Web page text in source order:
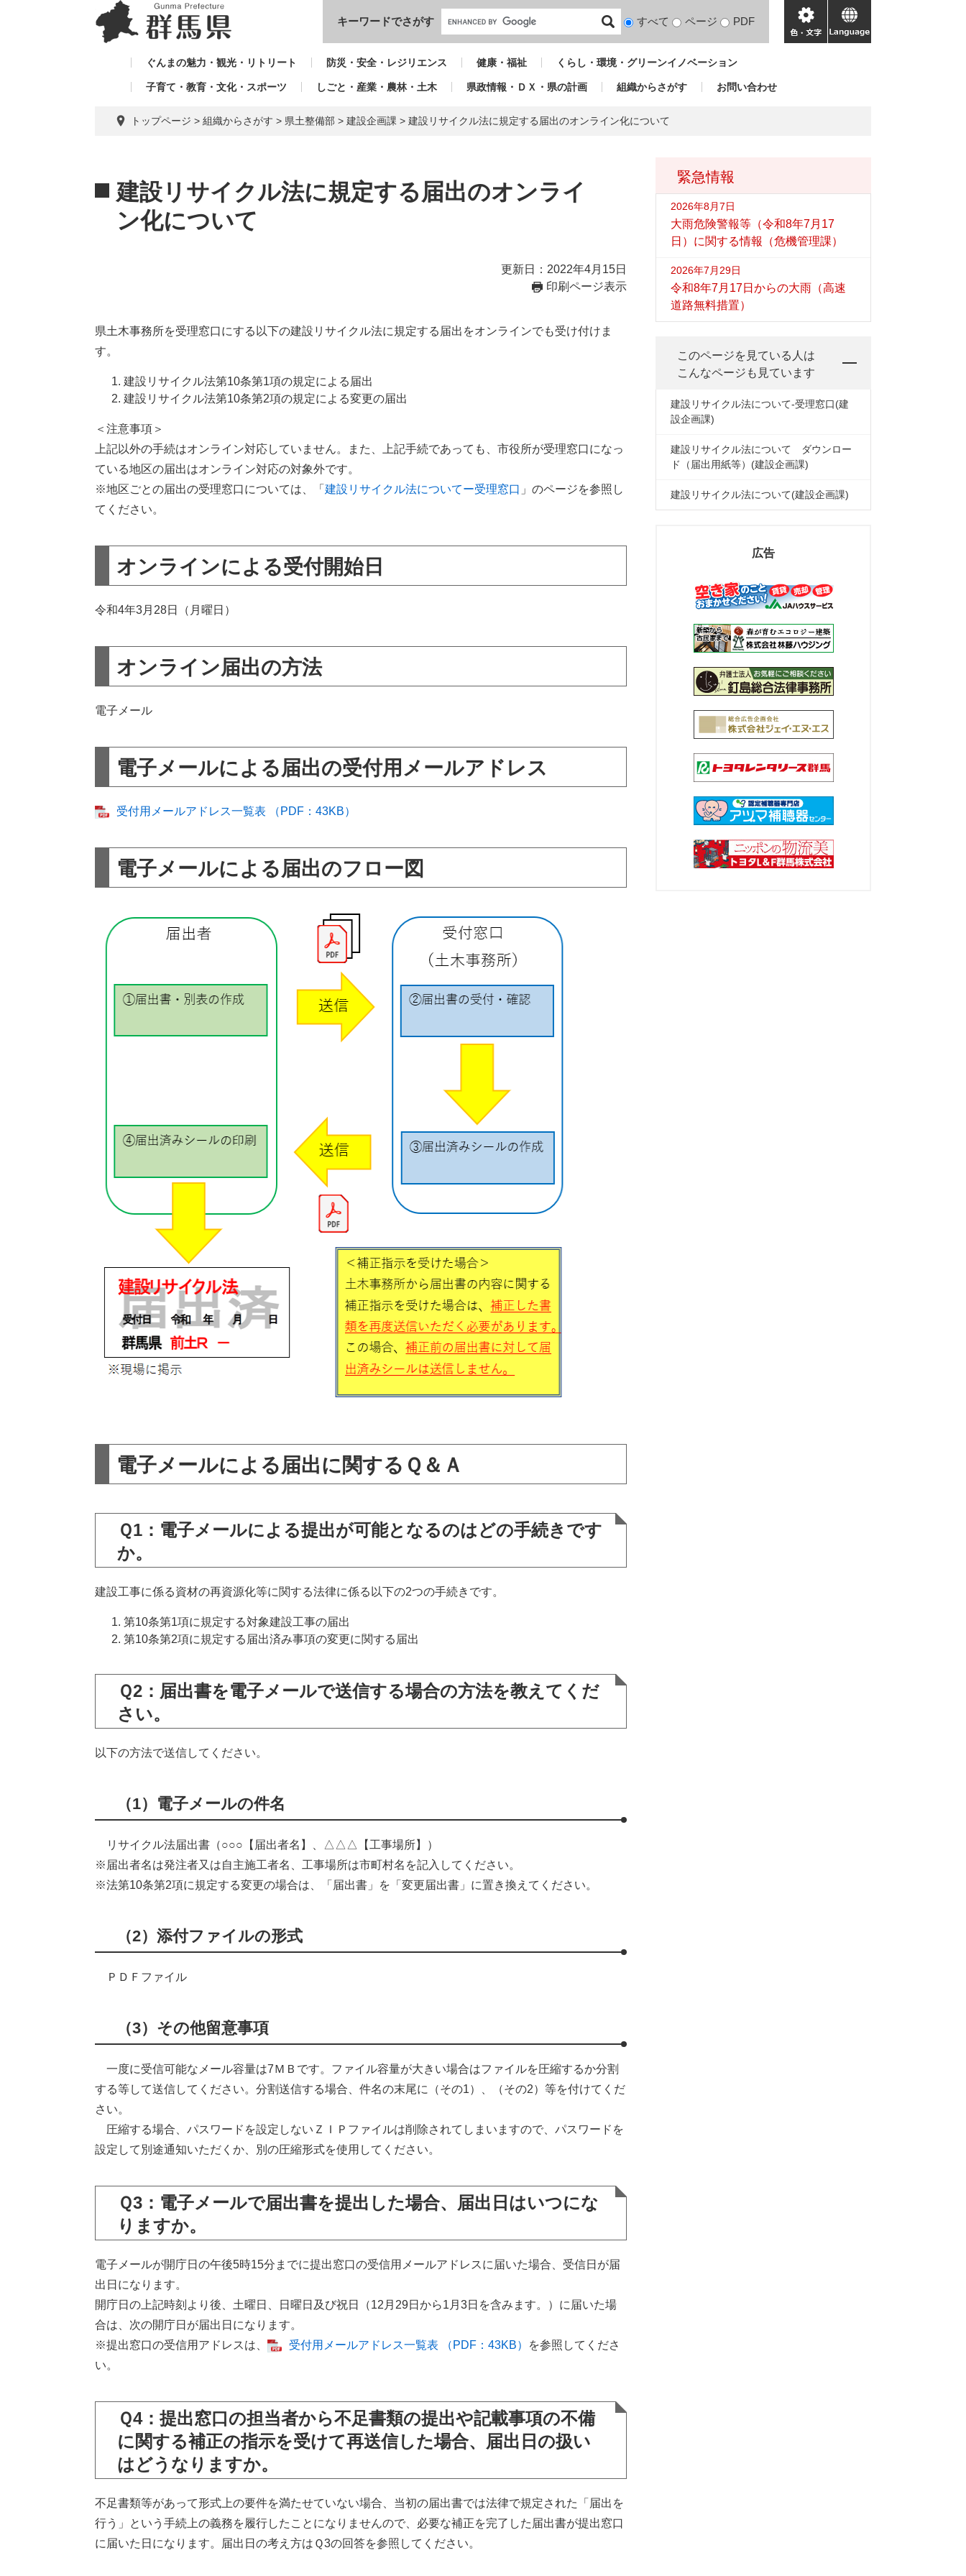
本文へ
キーワードでさがす
検
対
すべて ページ PDF
色・
文
language
ぐんまの魅力・観光・リトリート 防災・安全・レジリエンス 健康・福祉 くらし・環境・グリーンイノベーション
子育て・教育・文化・スポーツ しごと・産業・農林・土木 県政情報・ＤＸ・県の計画 組織からさがす お問い合わせ
トップページ > 組織からさがす > 県土整備部 > 建設企画課 > 建設リサイクル法に規定する届出のオンライン化について
文
建設リサイクル法に規定する届出のオンライ
ン化について
更新日：2022年4月15日
印刷ページ表示
県土木事務所を受理窓口にする以下の建設リサイクル法に規定する届出をオンラインでも受け付けま
す。
建設リサイクル法第10条第1項の規定による届出
建設リサイクル法第10条第2項の規定による変更の届出
＜注意事項＞
上記以外の手続はオンライン対応していません。また、上記手続であっても、市役所が受理窓口になっ
ている地区の届出はオンライン対応の対象外です。
※地区ごとの届出の受理窓口については、「 建設リサイクル法についてー受理窓口 」のページを参照し
てください。
オンラインによる受付開始日
令和4年3月28日（月曜日）
オンライン届出の方法
電子メール
電子メールによる届出の受付用メールアドレス
受付用メールアドレス一覧表 （PDF：43KB）
電子メールによる届出のフロー図
電子メールによる届出に関するＱ＆Ａ
Ｑ1：電子メールによる提出が可能となるのはどの手続きです
か。
建設工事に係る資材の再資源化等に関する法律に係る以下の2つの手続きです。
第10条第1項に規定する対象建設工事の届出
第10条第2項に規定する届出済み事項の変更に関する届出
Ｑ2：届出書を電子メールで送信する場合の方法を教えてくだ
さい。
以下の方法で送信してください。
（1）電子メールの件名
リサイクル法届出書（○○○【届出者名】、△△△【工事場所】）
※届出者名は発注者又は自主施工者名、工事場所は市町村名を記入してください。
※法第10条第2項に規定する変更の場合は、「届出書」を「変更届出書」に置き換えてください。
（2）添付ファイルの形式
ＰＤＦファイル
（3）その他留意事項
一度に受信可能なメール容量は7ＭＢです。ファイル容量が大きい場合はファイルを圧縮するか分割
する等して送信してください。分割送信する場合、件名の末尾に（その1）、（その2）等を付けてくだ
さい。
圧縮する場合、パスワードを設定しないＺＩＰファイルは削除されてしまいますので、パスワードを
設定して別途通知いただくか、別の圧縮形式を使用してください。
Ｑ3：電子メールで届出書を提出した場合、届出日はいつにな
りますか。
電子メールが開庁日の午後5時15分までに提出窓口の受信用メールアドレスに届いた場合、受信日が届
出日になります。
開庁日の上記時刻より後、土曜日、日曜日及び祝日（12月29日から1月3日を含みます。）に届いた場
合は、次の開庁日が届出日になります。
※提出窓口の受信用アドレスは、
受付用メールアドレス一覧表 （PDF：43KB）
を参照してくださ
い。
Ｑ4：提出窓口の担当者から不足書類の提出や記載事項の不備
に関する補正の指示を受けて再送信した場合、届出日の扱い
はどうなりますか。
不足書類等があって形式上の要件を満たせていない場合、当初の届出書では法律で規定された「届出を
行う」という手続上の義務を履行したことになりませんので、必要な補正を完了した届出書が提出窓口
に届いた日になります。届出日の考え方はＱ3の回答を参照してください。
緊急情報
2026年8月7日
大雨危険警報等（令和8年7月17
日）に関する情報（危機管理課）
2026年7月29日
令和8年7月17日からの大雨（高速
道路無料措置）
このページを見ている人は
こんなページも見ています
建設リサイクル法について-受理窓口(建
設企画課)
建設リサイクル法について ダウンロー
ド（届出用紙等）(建設企画課)
建設リサイクル法について(建設企画課)
広告